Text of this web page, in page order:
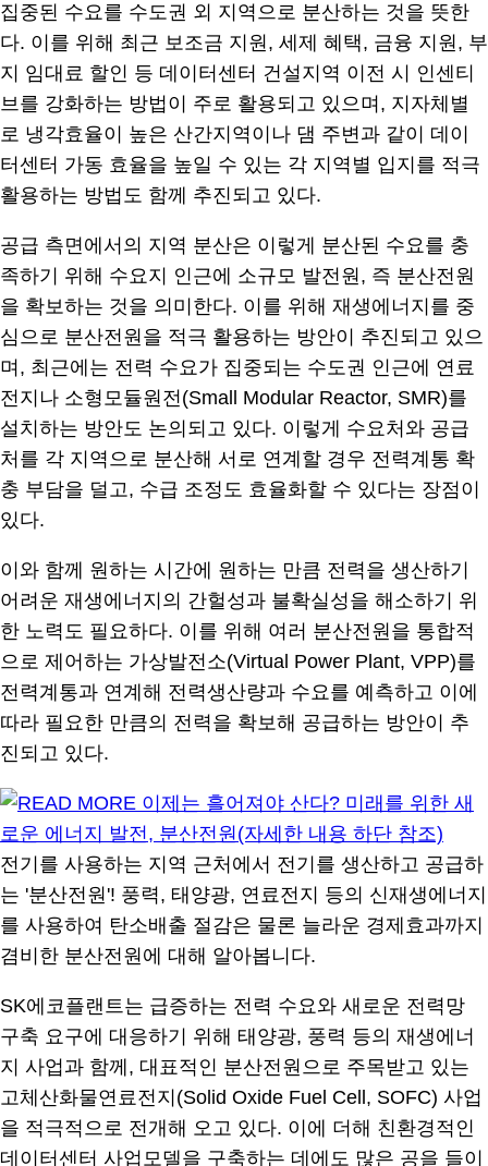
집중된 수요를 수도권 외 지역으로 분산하는 것을 뜻한
다. 이를 위해 최근 보조금 지원, 세제 혜택, 금융 지원, 부
지 임대료 할인 등 데이터센터 건설지역 이전 시 인센티
브를 강화하는 방법이 주로 활용되고 있으며, 지자체별
로 냉각효율이 높은 산간지역이나 댐 주변과 같이 데이
터센터 가동 효율을 높일 수 있는 각 지역별 입지를 적극
활용하는 방법도 함께 추진되고 있다.
공급 측면에서의 지역 분산은 이렇게 분산된 수요를 충
족하기 위해 수요지 인근에 소규모 발전원, 즉 분산전원
을 확보하는 것을 의미한다. 이를 위해 재생에너지를 중
심으로 분산전원을 적극 활용하는 방안이 추진되고 있으
며, 최근에는 전력 수요가 집중되는 수도권 인근에 연료
전지나 소형모듈원전(Small Modular Reactor, SMR)를
설치하는 방안도 논의되고 있다. 이렇게 수요처와 공급
처를 각 지역으로 분산해 서로 연계할 경우 전력계통 확
충 부담을 덜고, 수급 조정도 효율화할 수 있다는 장점이
있다.
이와 함께 원하는 시간에 원하는 만큼 전력을 생산하기
어려운 재생에너지의 간헐성과 불확실성을 해소하기 위
한 노력도 필요하다. 이를 위해 여러 분산전원을 통합적
으로 제어하는 가상발전소(Virtual Power Plant, VPP)를
전력계통과 연계해 전력생산량과 수요를 예측하고 이에
따라 필요한 만큼의 전력을 확보해 공급하는 방안이 추
진되고 있다.
전기를 사용하는 지역 근처에서 전기를 생산하고 공급하
는 '분산전원'! 풍력, 태양광, 연료전지 등의 신재생에너지
를 사용하여 탄소배출 절감은 물론 늘라운 경제효과까지
겸비한 분산전원에 대해 알아봅니다.
SK에코플랜트는 급증하는 전력 수요와 새로운 전력망
구축 요구에 대응하기 위해 태양광, 풍력 등의 재생에너
지 사업과 함께, 대표적인 분산전원으로 주목받고 있는
고체산화물연료전지(Solid Oxide Fuel Cell, SOFC) 사업
을 적극적으로 전개해 오고 있다. 이에 더해 친환경적인
데이터센터 사업모델을 구축하는 데에도 많은 공을 들이